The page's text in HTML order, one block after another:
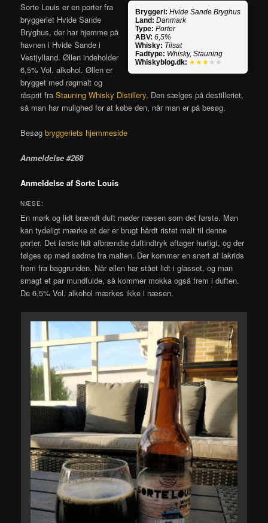
Bryggeri: Hvide Sande Bryghus
Land: Danmark
Type: Porter
ABV: 6,5%
Whisky: Tilsat
Fadtype: Whisky, Stauning
Whiskyblog.dk: ★★★ ★★
Sorte Louis er en porter fra
bryggeriet Hvide Sande
Bryghus, der har hjemme på
havnen i Hvide Sande i
Vestjylland. Øllen indeholder
6,5% Vol. alkohol. Øllen er
brygget med røgmalt og
råsprit fraStauning Whisky Distillery. Den sælges på destilleriet,
så man har mulighed for at købe den, når man er på besøg.
Besøgbryggeriets hjemmeside
Anmeldelse #268
Anmeldelse af Sorte Louis
NÆSE:
En mørk og lidt brændt duft møder næsen som det første. Man
kan tydeligt mærke at der er brugt hårdt ristet malt til denne
porter. Det første lidt afbrændte duftindtryk aftager hurtigt, og der
følges op med sødme fra malten. Der kommer en snert af lakrids
frem fra baggrunden. Når øllen har stået lidt i glasset, og man
smagt et par mundfulde, så kommer mokka også frem i duften.
De 6,5% Vol. alkohol mærkes ikke i næsen.